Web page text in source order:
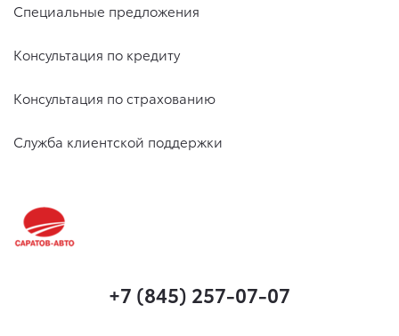
Специальные предложения
Консультация по кредиту
Консультация по страхованию
Служба клиентской поддержки
+7 (845) 257-07-07